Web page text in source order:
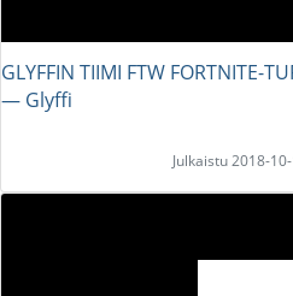
GLYFFIN TIIMI FTW FORTNITE-
― Glyffi
Julkaistu 2018-